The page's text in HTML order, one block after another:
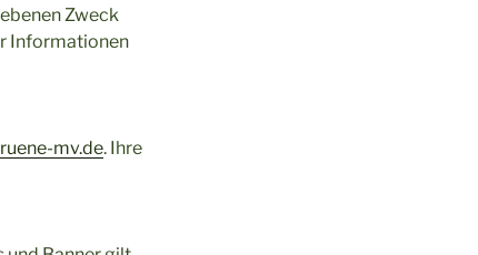
Zweck
Informationen
mv.de. Ihre